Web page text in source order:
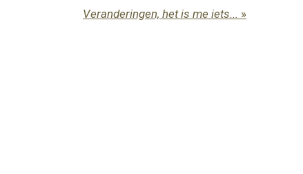
Veranderingen, het is me iets... »